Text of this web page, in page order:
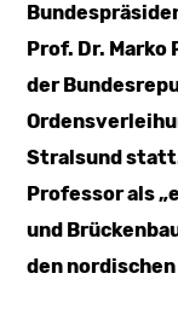
Prof. Dr.
der
Stralsund
Professor als
und
den